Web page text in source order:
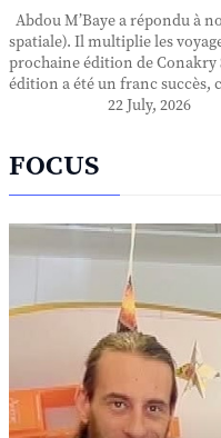
Abdou M’Baye a répondu à
spatiale). Il multiplie les
prochaine édition de Conakry
édition a été un franc succès,
22 July, 2026
FOCUS